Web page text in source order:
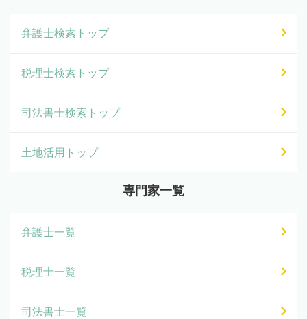
弁護士検索トップ
税理士検索トップ
司法書士検索トップ
土地活用トップ
専門家一覧
弁護士一覧
税理士一覧
司法書士一覧